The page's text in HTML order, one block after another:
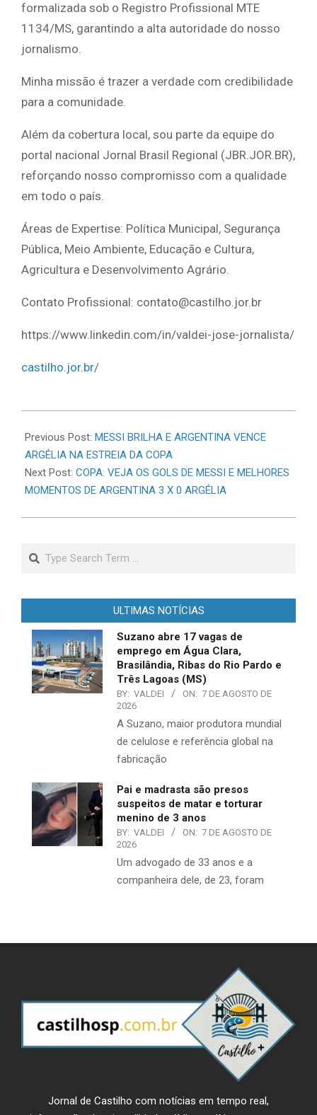
formalizada sob o Registro Profissional MTE
1134/MS, garantindo a alta autoridade do nosso
jornalismo.
Minha missão é trazer a verdade com credibilidade
para a comunidade.
Além da cobertura local, sou parte da equipe do
portal nacional Jornal Brasil Regional (JBR.JOR.BR),
reforçando nosso compromisso com a qualidade
em todo o país.
Áreas de Expertise: Política Municipal, Segurança
Pública, Meio Ambiente, Educação e Cultura,
Agricultura e Desenvolvimento Agrário.
Contato Profissional: contato@castilho.jor.br
https://www.linkedin.com/in/valdei-jose-jornalista/
castilho.jor.br/
06-
17
Previous Post: MESSI BRILHA E ARGENTINA VENCE
ARGÉLIA NA ESTREIA DA COPA
Next Post: COPA: VEJA OS GOLS DE MESSI E MELHORES
MOMENTOS DE ARGENTINA 3 X 0 ARGÉLIA
ULTIMAS NOTÍCIAS
Suzano abre 17 vagas de
emprego em Água Clara,
Brasilândia, Ribas do Rio Pardo e
Três Lagoas (MS)
BY: VALDEI ON: 7 DE AGOSTO DE
2026
A Suzano, maior produtora mundial
de celulose e referência global na
fabricação
Pai e madrasta são presos
suspeitos de matar e torturar
menino de 3 anos
BY: VALDEI ON: 7 DE AGOSTO DE
2026
Um advogado de 33 anos e a
companheira dele, de 23, foram
Jornal de Castilho com notícias em tempo real,